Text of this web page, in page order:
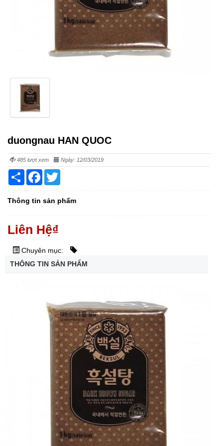
duongnau HAN QUOC
485 lượt xem Ngày: 12/03/2019
Share Facebook
Thông tin sản phẩm
Liên Hệ₫
Chuyên mục:
THÔNG TIN SẢN PHẨM